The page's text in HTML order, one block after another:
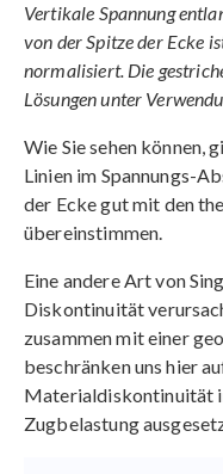
Vertikale Spannung
von der Spitze der Ecke
normalisiert. Die
Lösungen unter
Wie Sie sehen können,
Linien im Spannungs-
der Ecke gut mit den
übereinstimmen.
Eine andere Art von
Diskontinuität
zusammen mit einer
beschränken uns hier
Materialdiskontinuität
Zugbelastung